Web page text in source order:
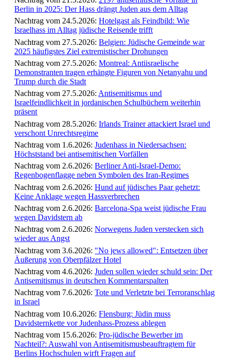
Berlin in 2025: Der Hass drängt Juden aus dem Alltag
Nachtrag vom 24.5.2026:Hotelgast als Feindbild: Wie
Israelhass im Alltag jüdische Reisende trifft
Nachtrag vom 27.5.2026:Belgien: Jüdische Gemeinde war
2025 häufigstes Ziel extremistischer Drohungen
Nachtrag vom 27.5.2026:Montreal: Antiisraelische
Demonstranten tragen erhängte Figuren von Netanyahu und
Trump durch die Stadt
Nachtrag vom 27.5.2026: Antisemitismus und
Israelfeindlichkeit in jordanischen Schulbüchern weiterhin
präsent
Nachtrag vom 28.5.2026:Irlands Trainer attackiert Israel und
verschont Unrechtsregime
Nachtrag vom 1.6.2026:Judenhass in Niedersachsen:
Höchststand bei antisemitischen Vorfällen
Nachtrag vom 2.6.2026:Berliner Anti-Israel-Demo:
Regenbogenflagge neben Symbolen des Iran-Regimes
Nachtrag vom 2.6.2026:Hund auf jüdisches Paar gehetzt:
Keine Anklage wegen Hassverbrechen
Nachtrag vom 2.6.2026:Barcelona-Spa weist jüdische Frau
wegen Davidstern ab
Nachtrag vom 2.6.2026:Norwegens Juden verstecken sich
wieder aus Angst
Nachtrag vom 3.6.2026: "No jews allowed": Entsetzen über
Äußerung von Oberpfälzer Hotel
Nachtrag vom 4.6.2026:Juden sollen wieder schuld sein: Der
Antisemitismus in deutschen Kommentarspalten
Nachtrag vom 7.6.2026:Tote und Verletzte bei Terroranschlag
in Israel
Nachtrag vom 10.6.2026:Flensburg: Jüdin muss
Davidsternkette vor Judenhass-Prozess ablegen
Nachtrag vom 15.6.2026:Pro-jüdische Bewerber im
Nachteil?: Auswahl von Antisemitismusbeauftragtem für
Berlins Hochschulen wirft Fragen auf